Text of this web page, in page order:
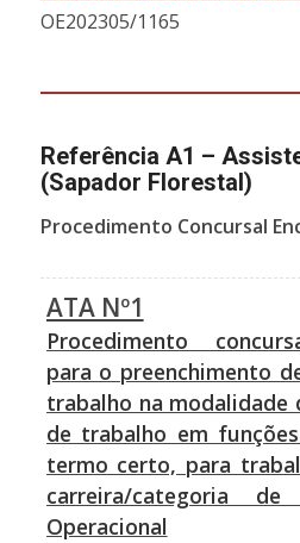
OE202305/1165
Referência A1 –
(Sapador Florestal)
Procedimento Concursal
ATA Nº1
Procedimento
para o preenchimento
trabalho na modalidade
de trabalho em
termo certo, para
carreira/categoria de
Operacional